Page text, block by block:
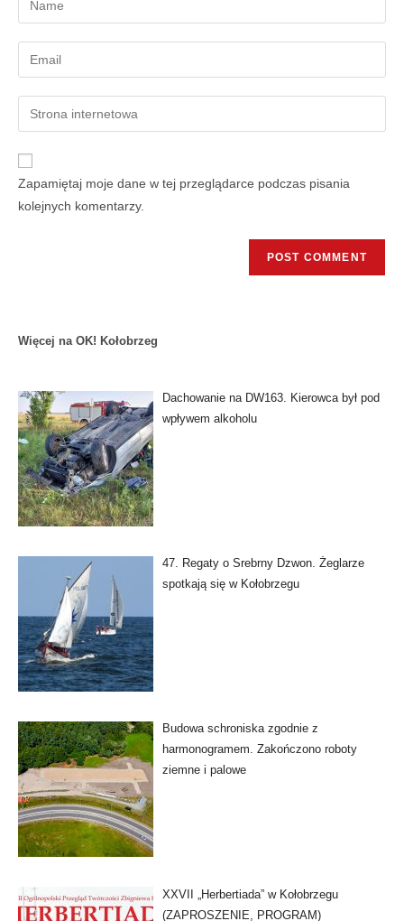
Zapamiętaj moje dane w tej przeglądarce podczas pisania
kolejnych komentarzy.
Więcej na OK! Kołobrzeg
Dachowanie na DW163. Kierowca był pod
wpływem alkoholu
47. Regaty o Srebrny Dzwon. Żeglarze
spotkają się w Kołobrzegu
Budowa schroniska zgodnie z
harmonogramem. Zakończono roboty
ziemne i palowe
XXVII „Herbertiada” w Kołobrzegu
(ZAPROSZENIE, PROGRAM)